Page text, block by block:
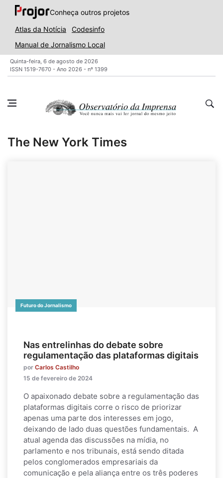
Conheça outros projetos
Atlas da Notícia
Codesinfo
Manual de Jornalismo Local
Quinta-feira, 6 de agosto de 2026
ISSN 1519-7670 - Ano 2026 - nº 1399
The New York Times
Futuro do Jornalismo
Nas entrelinhas do debate sobre
regulamentação das plataformas digitais
por Carlos Castilho
15 de fevereiro de 2024
O apaixonado debate sobre a regulamentação das
plataformas digitais corre o risco de priorizar
apenas uma parte dos interesses em jogo,
deixando de lado duas questões fundamentais. A
atual agenda das discussões na mídia, no
parlamento e nos tribunais, está sendo ditada
pelos conglomerados empresariais da
comunicação e pela aliança entre os três poderes